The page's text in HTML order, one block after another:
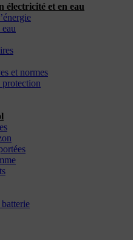
électricité et en eau
eau
et normes
protection